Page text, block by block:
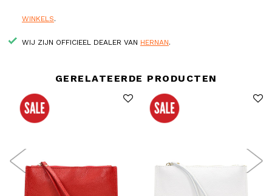
WINKELS.
WIJ ZIJN OFFICIEEL DEALER VAN HERNAN.
GERELATEERDE PRODUCTEN